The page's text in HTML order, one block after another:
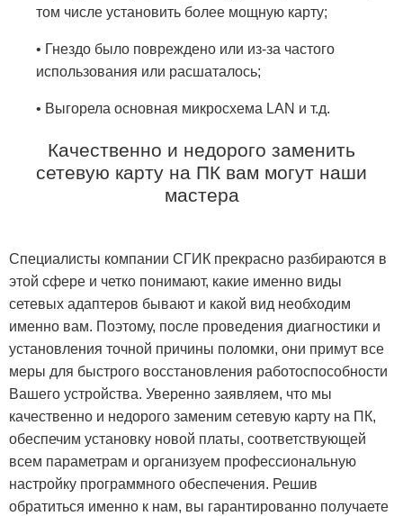
том числе установить более мощную карту;
• Гнездо было повреждено или из-за частого
использования или расшаталось;
• Выгорела основная микросхема LAN и т.д.
Качественно и недорого заменить
сетевую карту на ПК вам могут наши
мастера
Специалисты компании СГИК прекрасно разбираются в
этой сфере и четко понимают, какие именно виды
сетевых адаптеров бывают и какой вид необходим
именно вам. Поэтому, после проведения диагностики и
установления точной причины поломки, они примут все
меры для быстрого восстановления работоспособности
Вашего устройства. Уверенно заявляем, что мы
качественно и недорого заменим сетевую карту на ПК,
обеспечим установку новой платы, соответствующей
всем параметрам и организуем профессиональную
настройку программного обеспечения. Решив
обратиться именно к нам, вы гарантированно получаете